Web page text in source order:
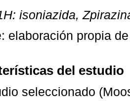
isoniazida,
elaboración propia
del estudio
seleccionado